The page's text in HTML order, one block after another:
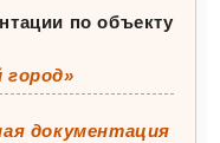
по объекту
документация